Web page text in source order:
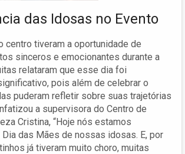
das Idosas no Evento
centro tiveram a oportunidade de
sinceros e emocionantes durante a
relataram que esse dia foi
pois além de celebrar o
puderam refletir sobre suas trajetórias
a supervisora do Centro de
Cristina, “Hoje nós estamos
das Mães de nossas idosas. E, por
já tiveram muito choro, muitas